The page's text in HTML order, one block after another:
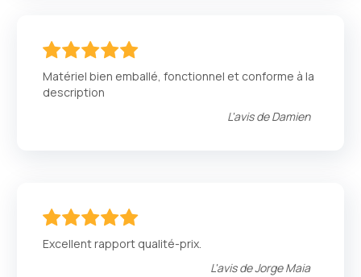
Matériel bien emballé, fonctionnel et conforme à la
description
L'avis deDamien
Excellent rapport qualité-prix.
L'avis deJorge Maia